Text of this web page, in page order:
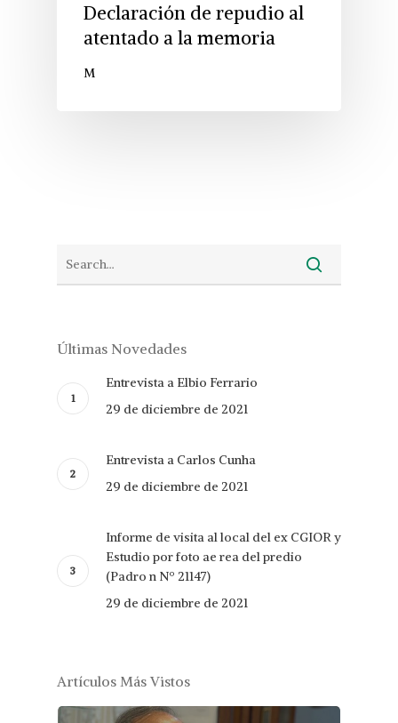
Declaración de repudio al
atentado a la memoria
M
Últimas Novedades
Entrevista a Elbio Ferrario
29 de diciembre de 2021
Entrevista a Carlos Cunha
29 de diciembre de 2021
Informe de visita al local del ex CGIOR y
Estudio por foto ae rea del predio
(Padro n Nº 21147)
29 de diciembre de 2021
Artículos Más Vistos